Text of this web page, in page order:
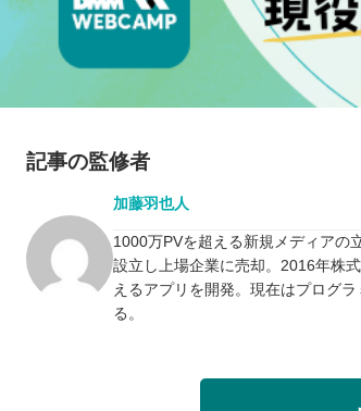
記事の監修者
加藤羽也人
1000万PVを超える新規メディアの
設立し上場企業に売却。2016年株
えるアプリを開発。現在はプログ
る。